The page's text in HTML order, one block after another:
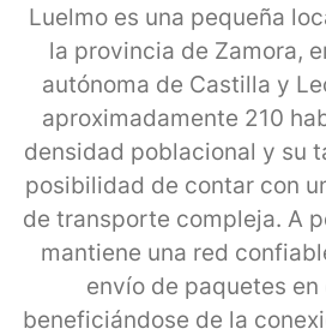
Luelmo es una pequeña
la provincia de Zamora,
autónoma de Castilla y
aproximadamente 210
densidad poblacional y su
posibilidad de contar con
de transporte compleja. A
mantiene una red
envío de paquetes en
beneficiándose de la